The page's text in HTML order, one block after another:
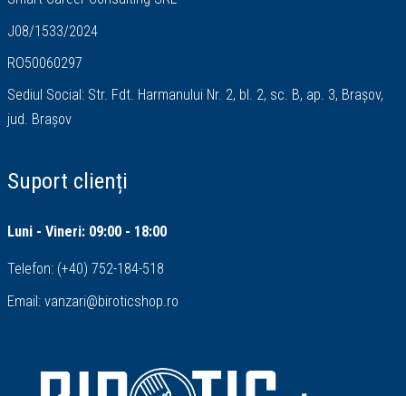
J08/1533/2024
RO50060297
Sediul Social: Str. Fdt. Harmanului Nr. 2, bl. 2, sc. B, ap. 3, Brașov,
jud. Brașov
Suport clienți
Luni - Vineri: 09:00 - 18:00
Telefon: (+40) 752-184-518
Email: vanzari@biroticshop.ro